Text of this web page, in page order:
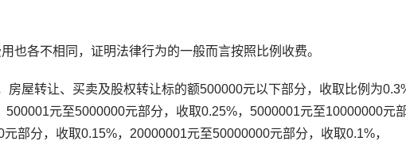
各不相同，证明法律行为的一般而言按照比例收费。
屋转让、买卖及股权转让标的额500000元以下部分，收取比例为
元至5000000元部分，收取0.25%，5000001元至10000000元
部分，收取0.15%，20000001元至50000000元部分，收取0.1%，